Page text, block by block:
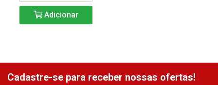
Adicionar
Cadastre-se para receber nossas ofertas!